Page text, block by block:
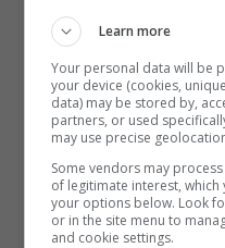
Learn more
Your personal data will be
your device (cookies,
data) may be stored by,
partners, or used
may use precise
Some vendors may
of legitimate interest,
your options below. Look
or in the site menu to
and cookie settings.